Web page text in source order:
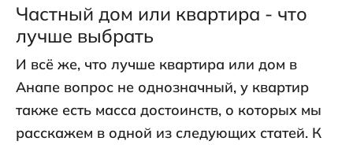
Частный дом или квартира - что
лучше выбрать
И всё же, что лучше квартира или дом в
Анапе вопрос не однозначный, у квартир
также есть масса достоинств, о которых мы
расскажем в одной из следующих статей. К